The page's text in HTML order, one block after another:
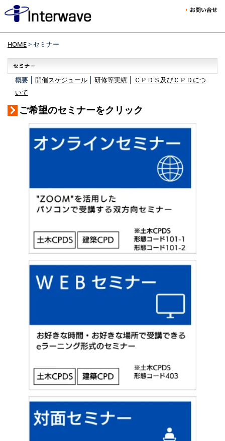
HOME> セミナー
概要 │ 開催スケジュール 研修等実績
ＣＰＤＳ及びＣＰＤにつ
いて
ご希望のセミナーをクリック